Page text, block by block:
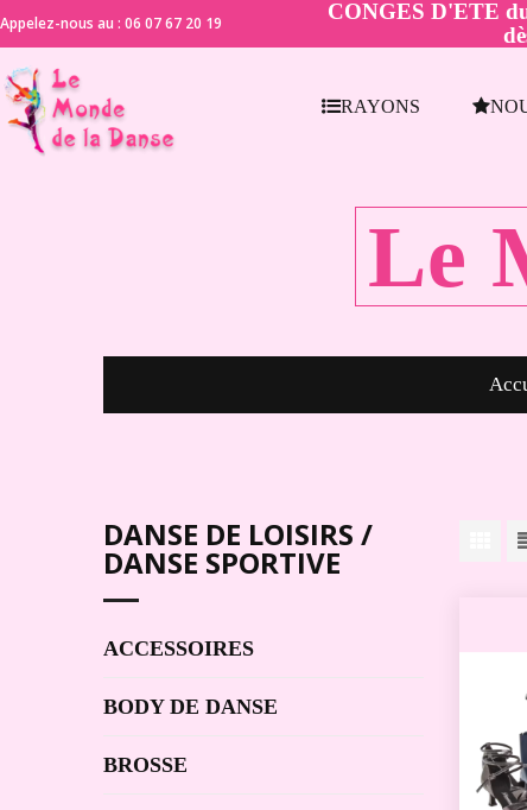
Appelez-nous au : 06 07 67 20 19
CONGES D'ETE
RAYONS
Le
DANSE DE LOISIRS /
DANSE SPORTIVE
ACCESSOIRES
BODY DE DANSE
BROSSE